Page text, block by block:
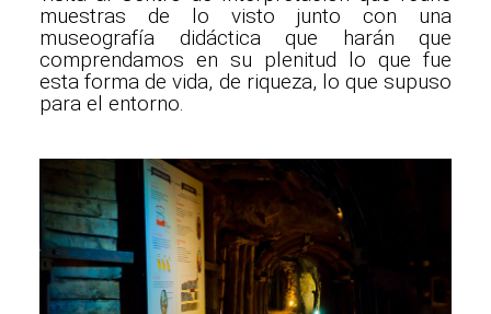
muestras de lo visto junto con una
museografía didáctica que harán que
comprendamos en su plenitud lo que fue
esta forma de vida, de riqueza, lo que supuso
para el entorno.